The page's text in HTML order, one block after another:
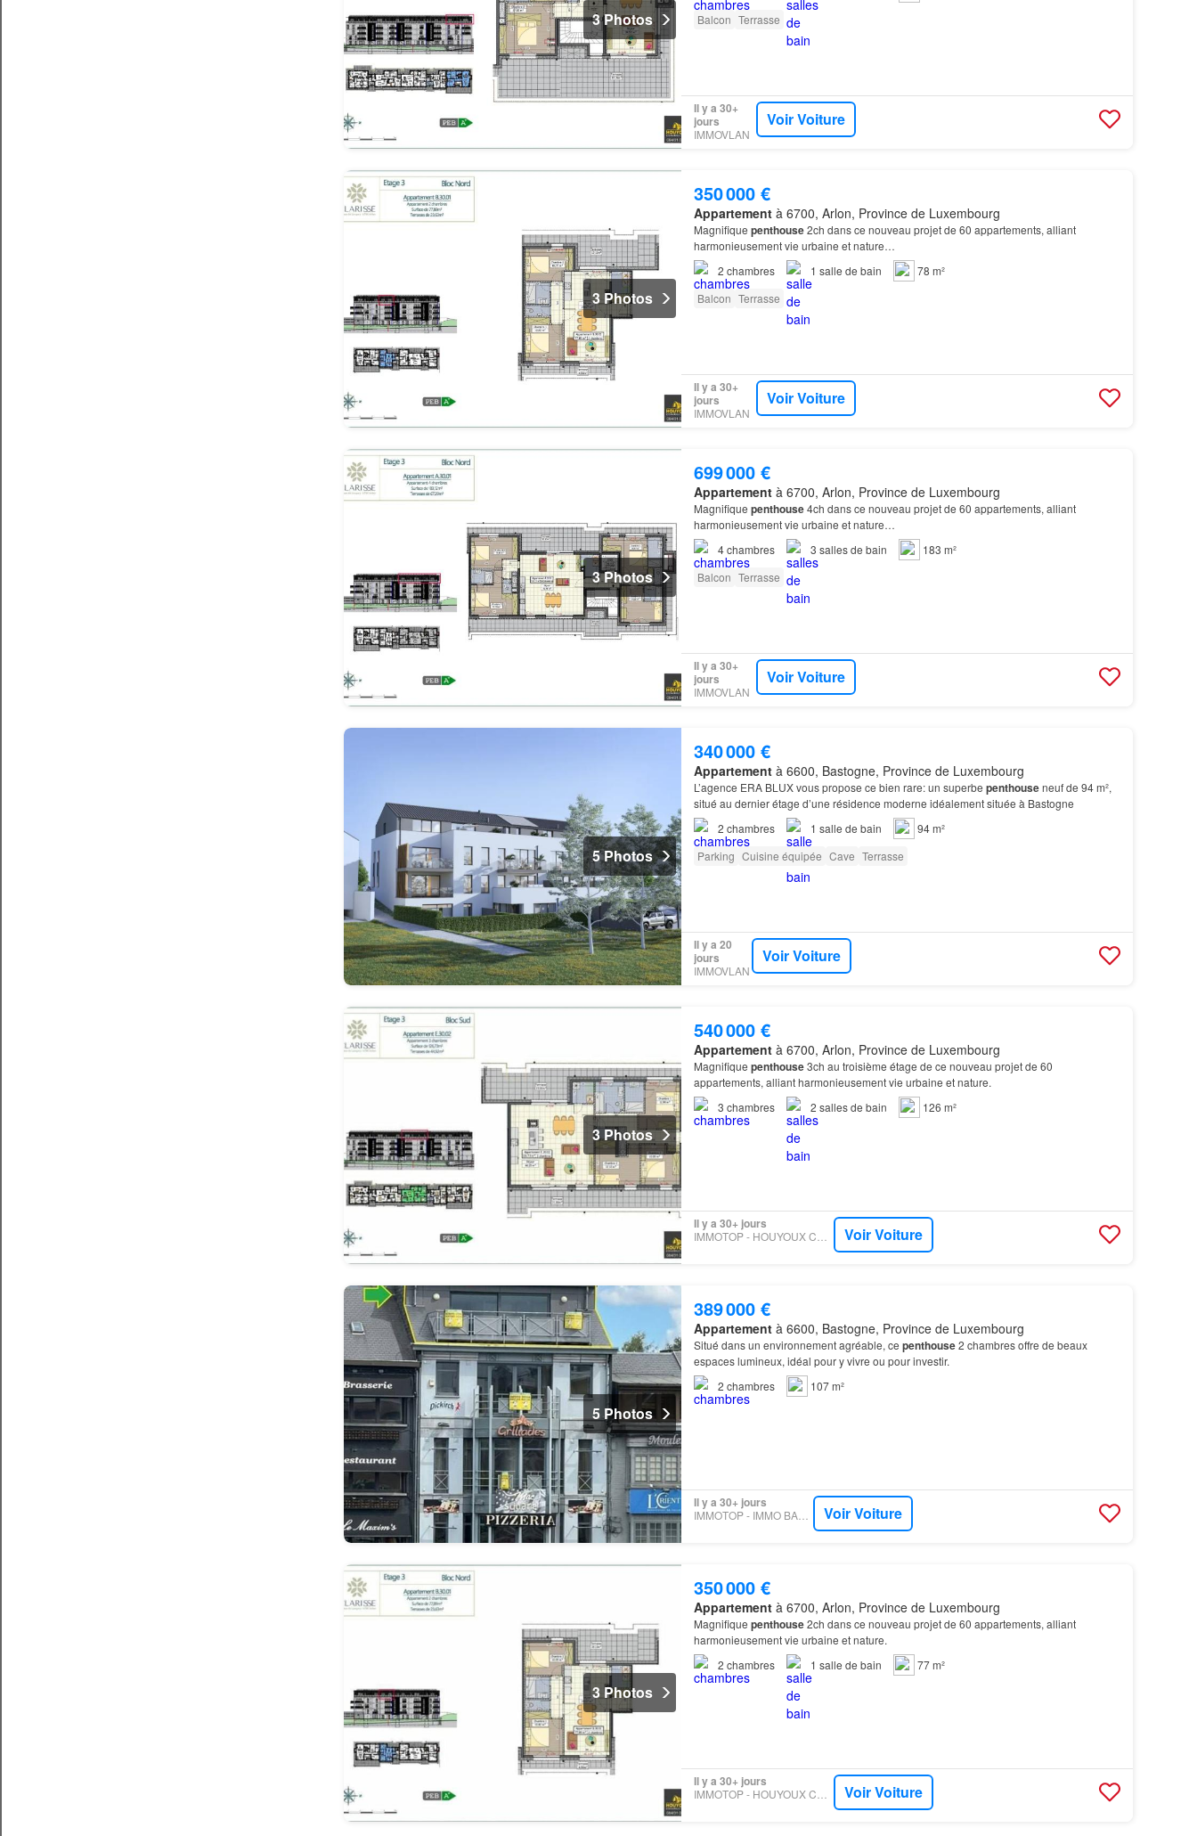
3 Photos
Balcon Terrasse
Il y a 30+
jours
IMMOVLAN
Voir Voiture
3 Photos
350 000 €
Appartementà 6700, Arlon, Province de Luxembourg
Magnifique penthouse2ch dans ce nouveau projet de 60 appartements, alliant
harmonieusement vie urbaine et nature…
2 chambres 1 salle de bain
78 m²
Balcon Terrasse
Il y a 30+
jours
IMMOVLAN
Voir Voiture
3 Photos
699 000 €
Appartementà 6700, Arlon, Province de Luxembourg
Magnifique penthouse4ch dans ce nouveau projet de 60 appartements, alliant
harmonieusement vie urbaine et nature…
4chambres 3 salles de bain
183 m²
Balcon Terrasse
Il y a 30+
jours
IMMOVLAN
Voir Voiture
5 Photos
340 000 €
Appartementà 6600, Bastogne, Province de Luxembourg
L’agence ERA BLUX vous propose ce bien rare: un superbe penthouseneuf de 94 m²,
situé au dernier étage d’une résidence moderne idéalement située à Bastogne
2 chambres 1 salle de bain
94 m²
Parking Cuisine équipée Cave Terrasse
Il y a 20
jours
IMMOVLAN
Voir Voiture
3 Photos
540 000 €
Appartementà 6700, Arlon, Province de Luxembourg
Magnifique penthouse3ch au troisième étage de ce nouveau projet de 60
appartements, alliant harmonieusement vie urbaine et nature.
3 chambres 2 salles de bain 126 m²
Il y a 30+ jours
Voir Voiture
5 Photos
389 000 €
Appartementà 6600, Bastogne, Province de Luxembourg
Situé dans un environnement agréable, ce penthouse2 chambres offre de beaux
espaces lumineux, idéal pour y vivre ou pour investir.
2 chambres 107 m²
Il y a 30+ jours
IMMOTOP - IMMO BASTOGNE SA Voir Voiture
3 Photos
350 000 €
Appartementà 6700, Arlon, Province de Luxembourg
Magnifique penthouse2ch dans ce nouveau projet de 60 appartements, alliant
harmonieusement vie urbaine et nature.
2 chambres 1 salle de bain 77 m²
Il y a 30+ jours
Voir Voiture